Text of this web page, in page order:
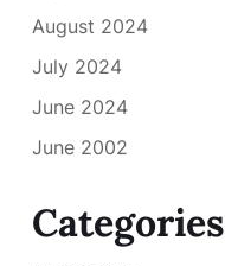
August 2024
July 2024
June 2024
June 2002
Categories